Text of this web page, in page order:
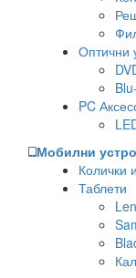
Оптични
PC
Мобилни
Колички
Таблети